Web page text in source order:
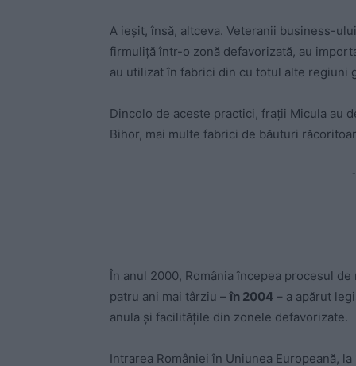
A ieșit, însă, altceva. Veteranii business-
firmuliță într-o zonă defavorizată, au
au utilizat în fabrici din cu totul alte regiuni
Dincolo de aceste practici, frații Micula au
Bihor, mai multe fabrici de băuturi
În anul 2000, România începea procesul
patru ani mai târziu –în 2004 – a apărut
anula și facilitățile din zonele defavorizate.
Intrarea României în Uniunea Europeană,